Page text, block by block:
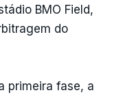
BMO Field,
do
primeira fase, a